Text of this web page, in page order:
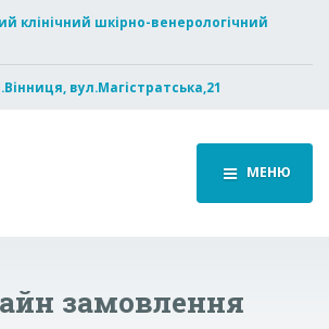
клінічний шкірно-венерологічний
вул.Магістратська,21
МЕНЮ
замовлення